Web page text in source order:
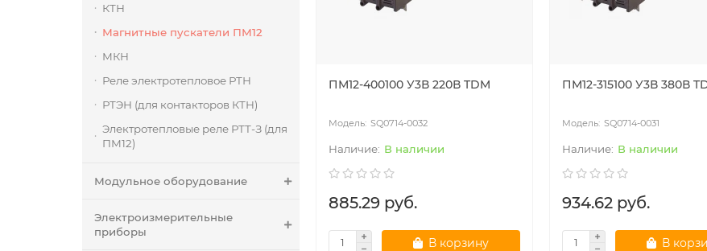
КТН
Магнитные пускатели ПМ12
МКН
Реле электротепловое РТН
РТЭН (для контакторов КТН)
Электротепловые реле РТТ-З (для
ПМ12)
Модульное оборудование
Электроизмерительные
приборы
ПМ12-400100 У3В 220В TDM
SQ0714-0032
В наличии
885.29 руб.
В корзину
ПМ12-315100 У3В 380В
SQ0714-0031
В наличии
934.62 руб.
В